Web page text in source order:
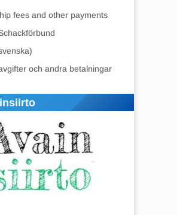
fees and other payments
och andra betalningar